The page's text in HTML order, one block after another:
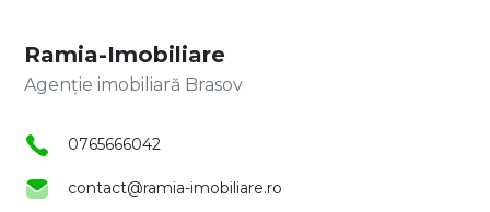
Ramia-Imobiliare
Agenție imobiliară Brasov
0765666042
contact@ramia-imobiliare.ro